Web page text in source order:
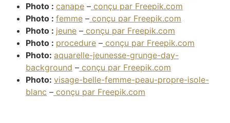
Photo : canape – conçu par Freepik.com
Photo : femme – conçu par Freepik.com
Photo : jeune – conçu par Freepik.com
Photo : procedure – conçu par Freepik.com
Photo: aquarelle-jeunesse-grunge-day-
background – conçu par Freepik.com
Photo: visage-belle-femme-peau-propre-isole-
blanc – conçu par Freepik.com